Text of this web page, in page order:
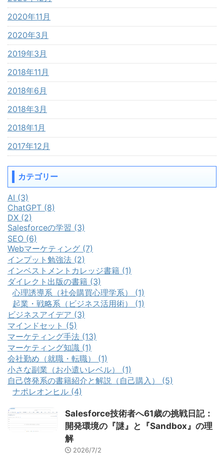
2020年11月
2020年3月
2019年3月
2018年11月
2018年6月
2018年3月
2018年1月
2017年12月
カテゴリー
AI (3)
ChatGPT (8)
DX (2)
Salesforceの学習 (3)
SEO (6)
Webマーケティング (7)
インプット勉強法 (2)
インベストメントカレッジ書籍 (1)
ダイレクト出版の書籍 (3)
心理誘導系（社会購買心理学系） (1)
起業・戦略系（ビジネス活用術） (1)
ビジネスアイデア (3)
マインドセット (5)
マーケティング手法 (13)
マーケティング知識 (1)
会社勤め（就職・転職） (1)
小さな副業（お小遣いレベル） (1)
自己啓発系の書籍紹介と解説（自己購入） (5)
ナポレオンヒル (4)
Salesforce技術者へ61歳の挑戦日記：
開発環境の『謎』と『Sandbox』の理
解
2026/7/2